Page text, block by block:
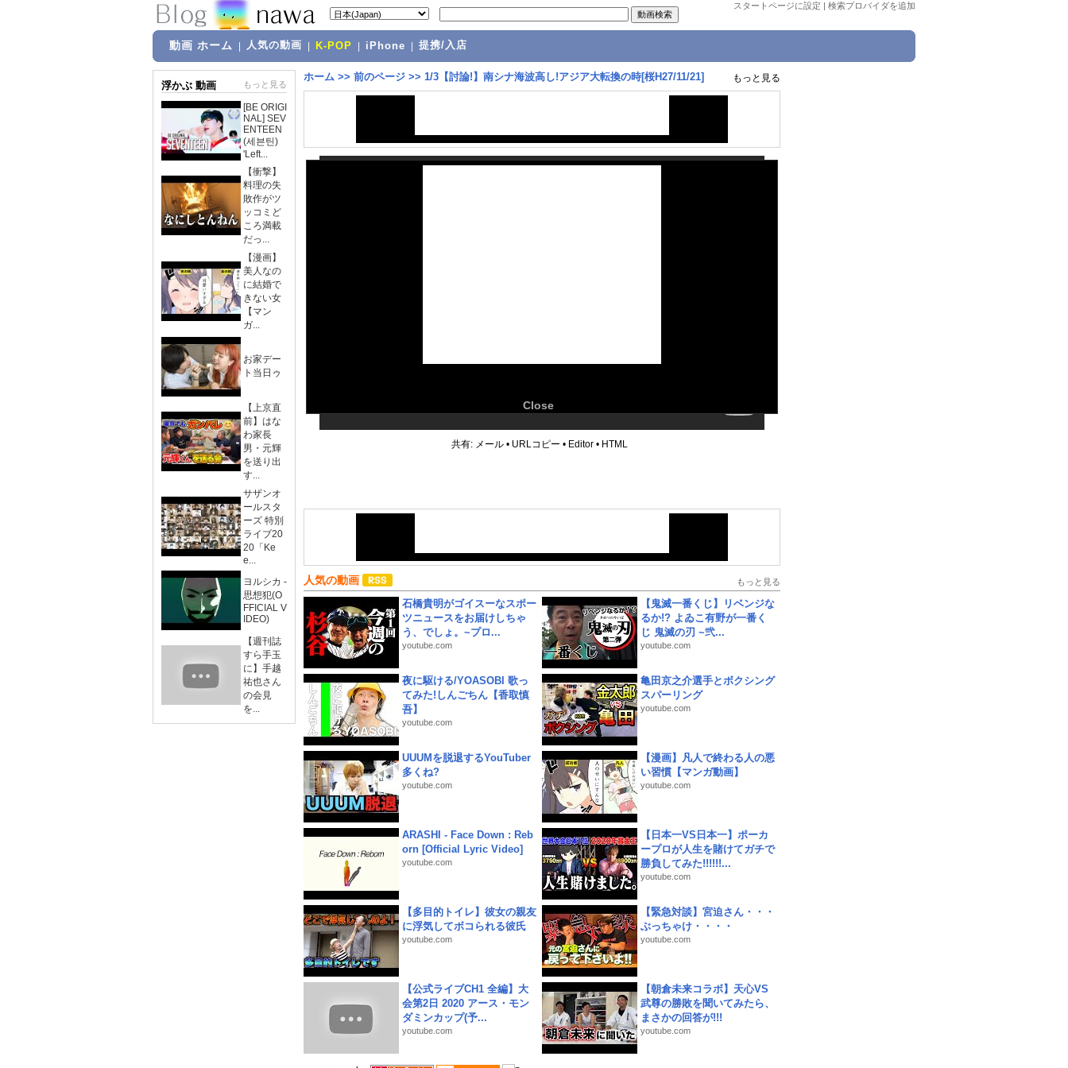
スタートページに設定 | 検索プロバイダを追加
動画 ホーム 人気の動画 K-POP iPhone 提携/入店
浮かぶ 動画 もっと見る
[BE ORIGI
NAL] SEV
ENTEEN
(세븐틴)
'Left...
【衝撃】
料理の失
敗作がツ
ッコミど
ころ満載
だっ...
【漫画】
美人なの
に結婚で
きない女
【マン
ガ...
お家デー
ト当日ゥ
【上京直
前】はな
わ家長
男・元輝
を送り出
す...
サザンオ
ールスタ
ーズ 特別
ライブ20
20「Ke
e...
ヨルシカ -
思想犯(O
FFICIAL V
IDEO)
【週刊誌
すら手玉
に】手越
祐也さん
の会見
を...
ホーム >> 前のページ >> 1/3【討論!】南シナ海波高し!アジア大転換の時[桜H27/11/21] もっと見る
Close
共有: メール • URLコピー • Editor • HTML
人気の動画 もっと見る
石橋貴明がゴイスーなスポー
ツニュースをお届けしちゃ
う、でしょ。~プロ...
youtube.com
【鬼滅一番くじ】リベンジな
るか!? よゐこ有野が一番く
じ 鬼滅の刃 ~弐...
youtube.com
夜に駆ける/YOASOBI 歌っ
てみた!しんごちん【香取慎
吾】
youtube.com
亀田京之介選手とボクシング
スパーリング
youtube.com
UUUMを脱退するYouTuber
多くね?
youtube.com
【漫画】凡人で終わる人の悪
い習慣【マンガ動画】
youtube.com
ARASHI - Face Down : Reb
orn [Official Lyric Video]
youtube.com
【日本一VS日本一】ポーカ
ープロが人生を賭けてガチで
勝負してみた!!!!!!...
youtube.com
【多目的トイレ】彼女の親友
に浮気してボコられる彼氏
youtube.com
【緊急対談】宮迫さん・・・
ぶっちゃけ・・・・
youtube.com
【公式ライブCH1 全編】大
会第2日 2020 アース・モン
ダミンカップ(予...
youtube.com
【朝倉未来コラボ】天心VS
武尊の勝敗を聞いてみたら、
まさかの回答が!!!
youtube.com